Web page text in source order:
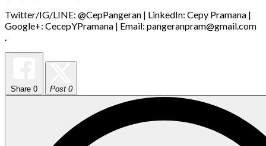
Twitter/IG/LINE: @CepPangeran | LinkedIn: Cepy Pramana |
Google+: CecepYPramana | Email: pangeranpram@gmail.com
.
Share 0 Post 0